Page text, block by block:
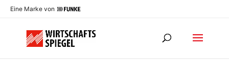
Eine Marke von